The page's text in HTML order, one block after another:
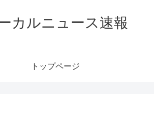
カルニュース速報
トップページ